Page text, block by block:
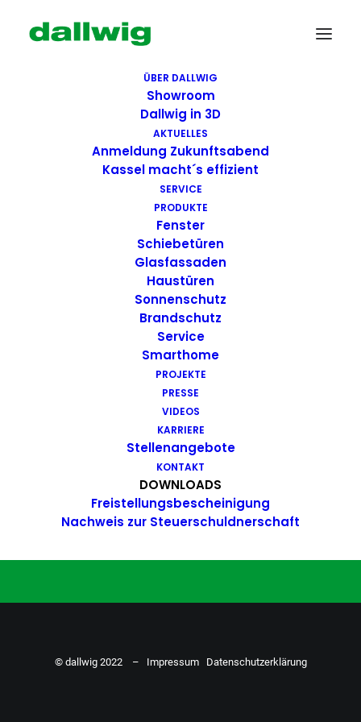
ÜBER DALLWIG
Showroom
Dallwig in 3D
AKTUELLES
Anmeldung Zukunftsabend
Kassel macht´s effizient
SERVICE
PRODUKTE
Fenster
Schiebetüren
Glasfassaden
Haustüren
Sonnenschutz
Brandschutz
Service
Smarthome
PROJEKTE
PRESSE
VIDEOS
KARRIERE
Stellenangebote
KONTAKT
DOWNLOADS
Freistellungsbescheinigung
Nachweis zur Steuerschuldnerschaft
Wir suchen Dich!
Dallwig bietet
Perspektive
Du hast Bock auf einen Job mit
Action. Bewirb dich ganz einfach
ZU DEN STELLENANGEBOTEN
© dallwig 2022 – Impressum Datenschutzerklärung